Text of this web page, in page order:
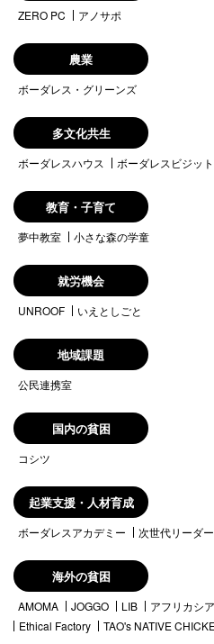
ZERO PC アノサポ
農業
ボーダレス・グリーンズ
多文化共生
ボーダレスハウス ボーダレスビジット
教育・子育て
夢中教室 小さな森の学童
就労機会
UNROOF いえとしごと
地域課題
公民連携室
国内の貧困
コシツ
起業支援・人材育成
ボーダレスアカデミー 次世代リーダ
海外の貧困
AMOMA JOGGO LIB アフリカシ
Ethical Factory
TAO's NATIVE